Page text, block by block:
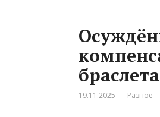
браслета
19.11.2025 Разное